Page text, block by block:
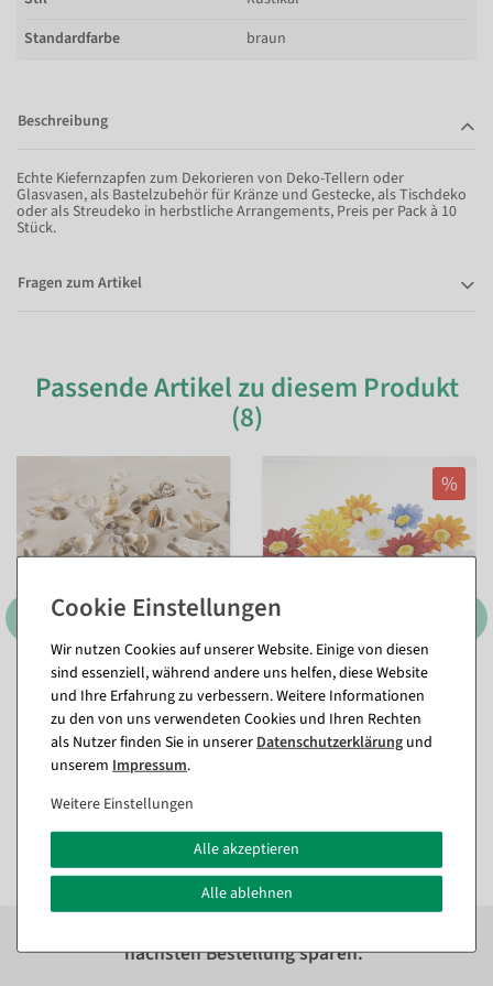
Standardfarbe
braun
Beschreibung
Echte Kiefernzapfen zum Dekorieren von Deko-Tellern oder
Glasvasen, als Bastelzubehör für Kränze und Gestecke, als Tischdeko
oder als Streudeko in herbstliche Arrangements, Preis per Pack à 10
Stück.
Fragen zum Artikel
Passende Artikel zu diesem Produkt
(8)
Muschel und Schnecken-Mix
Maritime-Streu-Dekoration
2000 g
Sofort versandfähig.
15,41 €
%
Künstliche Gerbera
Streublütenmix 60 Stück
Sofort versandfähig.
nächsten Bestellung sparen.*
Wir nutzen Cookies auf unserer Website. Einige von diesen
sind essenziell, während andere uns helfen, diese Website
und Ihre Erfahrung zu verbessern. Weitere Informationen
zu den von uns verwendeten Cookies und Ihren Rechten
als Nutzer finden Sie in unsererDaten­schutz­erklärung und
unserem Impressum.
Weitere Einstellungen
Alle akzeptieren
Alle ablehnen